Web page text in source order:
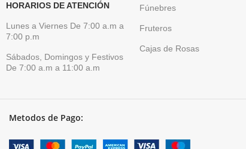
HORARIOS DE ATENCIÓN
Lunes a Viernes De 7:00 a.m a
7:00 p.m
Sábados, Domingos y Festivos
De 7:00 a.m a 11:00 a.m
Fúnebres
Fruteros
Cajas de Rosas
Metodos de Pago: